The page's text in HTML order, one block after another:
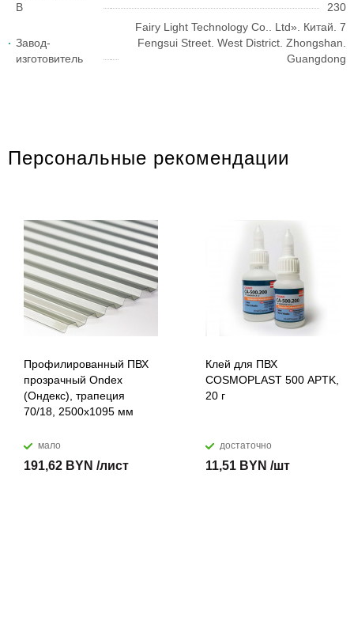
В
230
Завод-
изготовитель
Fairy Light Technology Co.. Ltd». Китай. 7
Fengsui Street. West District. Zhongshan.
Guangdong
Персональные рекомендации
Профилированный ПВХ
прозрачный Ondex
(Ондекс), трапеция
70/18, 2500х1095 мм
мало
191,62 BYN /лист
Клей для ПВХ
COSMOPLAST 500 APTK,
20 г
достаточно
11,51 BYN /шт